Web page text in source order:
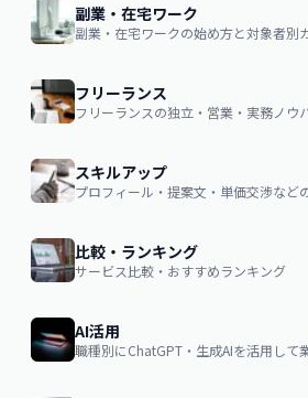
副業・在宅ワーク
副業・在宅ワークの始め方と対象者別
フリーランス
フリーランスの独立・営業・実務ノウ
スキルアップ
プロフィール・提案文・単価交渉など
比較・ランキング
サービス比較・おすすめランキング
AI活用